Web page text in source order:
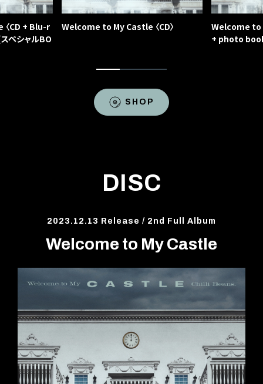
CD + Blu-r
ペシャルBO
Welcome to My Castle 〈CD〉
Welcome to
+ photo
SHOP
DISC
2023.12.13 Release / 2nd Full Album
Welcome to My Castle